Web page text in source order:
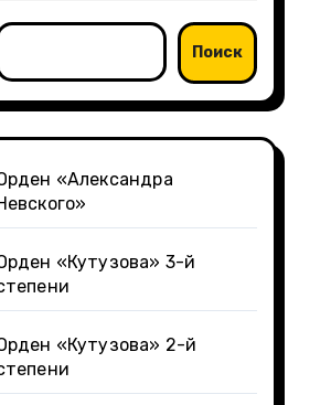
Поиск
«Александра
«Кутузова» 3-й
«Кутузова» 2-й